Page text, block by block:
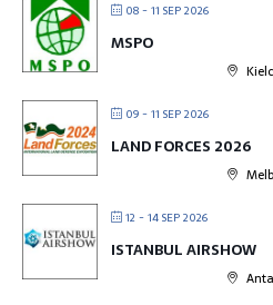
08 - 11 SEP 2026
MSPO
09 - 11 SEP 2026
LAND FORCES 2026
12 - 14 SEP 2026
ISTANBUL AIRSHOW